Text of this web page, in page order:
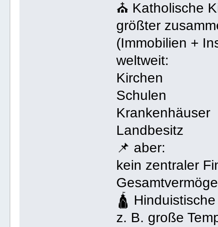
⛪ Katholische
größter
(Immobilien +
weltweit:
Kirchen
Schulen
Krankenhäuser
Landbesitz
📌 aber:
kein zentraler
🛕
z. B. große